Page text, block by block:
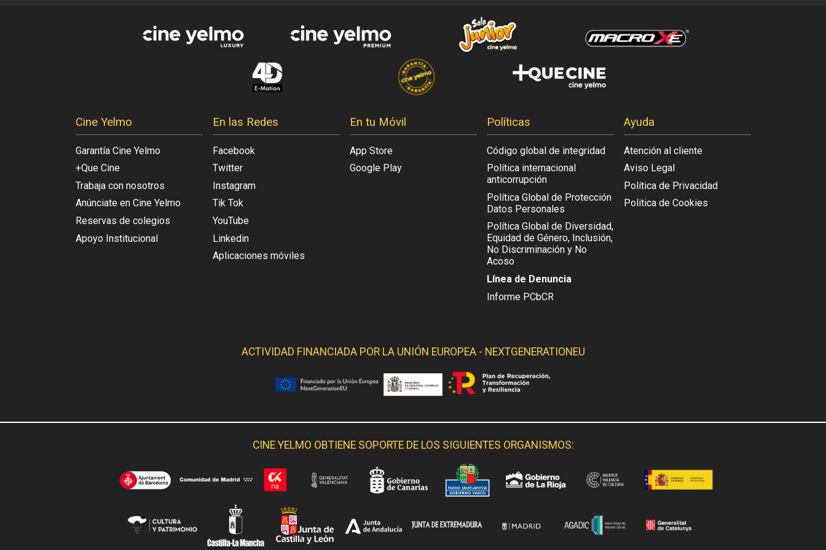
Cine Yelmo
Garantía Cine Yelmo
+Que Cine
Trabaja con nosotros
Anúnciate en Cine Yelmo
Reservas de colegios
Apoyo Institucional
En las Redes
Facebook
Twitter
Instagram
Tik Tok
YouTube
Linkedin
Aplicaciones móviles
En tu Móvil
App Store
Google Play
Políticas
Código global de integridad
Política internacional
anticorrupción
Política Global de Protección
Datos Personales
Política Global de Diversidad,
Equidad de Género, Inclusión,
No Discriminación y No
Acoso
Línea de Denuncia
Informe PCbCR
Ayuda
Atención al cliente
Aviso Legal
Política de Privacidad
Politica de Cookies
ACTIVIDAD FINANCIADA POR LA UNIÓN EUROPEA - NEXTGENERATIONEU
CINE YELMO OBTIENE SOPORTE DE LOS SIGUIENTES ORGANISMOS: